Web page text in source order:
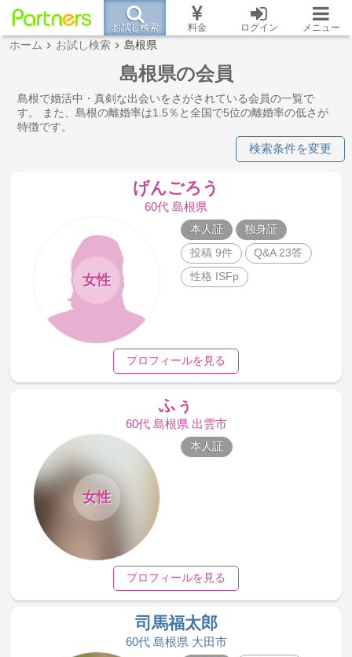
お試し検索 料金 ログイン メニュー
ホーム お試し検索 島根県
島根県の会員
島根で婚活中・真剣な出会いをさがされている会員の一覧で
す。 また、島根の離婚率は1.5％と全国で5位の離婚率の低さが
特徴です。
検索条件を変更
げんごろう
60代 島根県
女性
本人証
独身証
投稿 9件
Q&A 23答
性格 ISFp
プロフィールを見る
ふぅ
60代 島根県 出雲市
女性
本人証
プロフィールを見る
司馬福太郎
60代 島根県 大田市